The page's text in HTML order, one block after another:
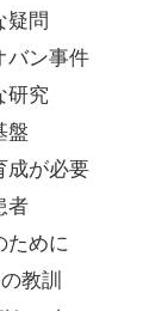
疑問
バン事件
研究
盤
成が必要
者
ために
教訓